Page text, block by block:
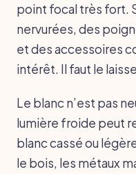
point focal très fort.
nervurées, des
et des accessoires
intérêt. Il faut le
Le blanc n’est pas
lumière froide peut
blanc cassé ou
le bois, les métaux